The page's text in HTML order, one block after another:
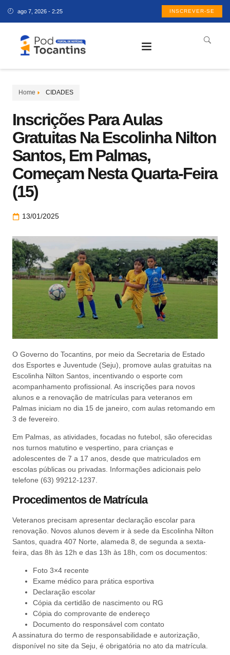
ago 7, 2026 - 2:25 INSCREVER-SE
Home CIDADES
Inscrições Para Aulas
Gratuitas Na Escolinha Nilton
Santos, Em Palmas,
Começam Nesta Quarta-Feira
(15)
13/01/2025
O Governo do Tocantins, por meio da Secretaria de Estado
dos Esportes e Juventude (Seju), promove aulas gratuitas na
Escolinha Nilton Santos, incentivando o esporte com
acompanhamento profissional. As inscrições para novos
alunos e a renovação de matrículas para veteranos em
Palmas iniciam no dia 15 de janeiro, com aulas retomando em
3 de fevereiro.
Em Palmas, as atividades, focadas no futebol, são oferecidas
nos turnos matutino e vespertino, para crianças e
adolescentes de 7 a 17 anos, desde que matriculados em
escolas públicas ou privadas. Informações adicionais pelo
telefone (63) 99212-1237.
Procedimentos de Matrícula
Veteranos precisam apresentar declaração escolar para
renovação. Novos alunos devem ir à sede da Escolinha Nilton
Santos, quadra 407 Norte, alameda 8, de segunda a sexta-
feira, das 8h às 12h e das 13h às 18h, com os documentos:
Foto 3×4 recente
Exame médico para prática esportiva
Declaração escolar
Cópia da certidão de nascimento ou RG
Cópia do comprovante de endereço
Documento do responsável com contato
A assinatura do termo de responsabilidade e autorização,
disponível no site da Seju, é obrigatória no ato da matrícula.